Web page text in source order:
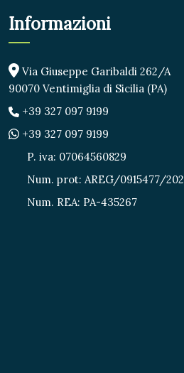
Informazioni
Via Giuseppe Garibaldi 262/A
90070 Ventimiglia di Sicilia (PA)
+39 327 097 9199
+39 327 097 9199
P. iva: 07064560829
Num. prot: AREG/0915477/
Num. REA: PA-435267